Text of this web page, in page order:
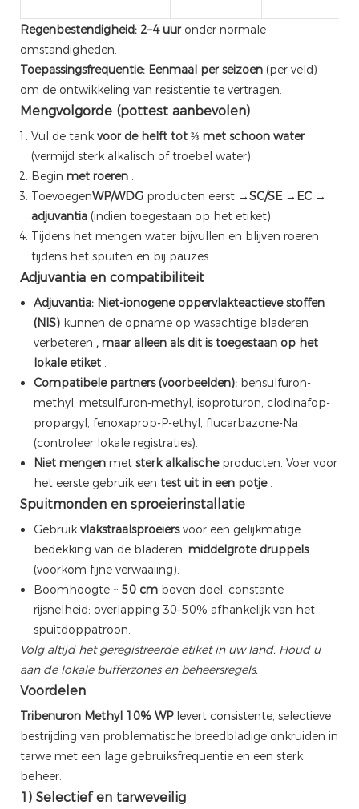
Regenbestendigheid: 2–4 uuronder normale
omstandigheden.
Toepassingsfrequentie: Eenmaal per seizoen (per veld)
om de ontwikkeling van resistentie te vertragen.
Mengvolgorde (pottest aanbevolen)
Vul de tank voor de helft tot ⅔ met schoon water
(vermijd sterk alkalisch of troebel water).
Begin met roeren .
ToevoegenWP/WDG producten eerst →SC/SE→ EC →
adjuvantia (indien toegestaan ​​op het etiket).
Tijdens het mengen water bijvullen en blijven roeren
tijdens het spuiten en bij pauzes.
Adjuvantia en compatibiliteit
Adjuvantia: Niet-ionogene oppervlakteactieve stoffen
(NIS)kunnen de opname op wasachtige bladeren
verbeteren , maar alleen als dit is toegestaan ​​op het
lokale etiket.
Compatibele partners (voorbeelden):bensulfuron-
methyl, metsulfuron-methyl, isoproturon, clodinafop-
propargyl, fenoxaprop-P-ethyl, flucarbazone-Na
(controleer lokale registraties).
Niet mengenmet sterk alkalischeproducten. Voer voor
het eerste gebruik een test uit in een potje.
Spuitmonden en sproeierinstallatie
Gebruik vlakstraalsproeiersvoor een gelijkmatige
bedekking van de bladeren; middelgrote druppels
(voorkom fijne verwaaiing).
Boomhoogte ~ 50 cmboven doel; constante
rijsnelheid; overlapping 30–50% afhankelijk van het
spuitdoppatroon.
Volg altijd het geregistreerde etiket in uw land. Houd u
aan de lokale bufferzones en beheersregels.
Voordelen
Tribenuron Methyl 10% WPlevert consistente, selectieve
bestrijding van problematische breedbladige onkruiden in
tarwe met een lage gebruiksfrequentie en een sterk
beheer.
1) Selectief en tarweveilig